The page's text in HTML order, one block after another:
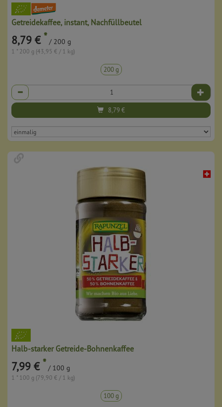
Getreidekaffee, instant, Nachfüllbeutel
8,79 € * / 200 g
1 * 200 g (43,95 € / 1 kg)
200 g
Anzahl
8,79€
Halb-starker Getreide-Bohnenkaffee
7,99 € * / 100 g
1 * 100 g (79,90 € / 1 kg)
100 g